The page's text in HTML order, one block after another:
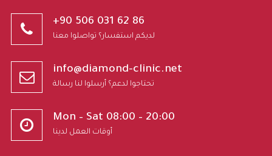
+90 506 031 62 86
لديكم استفسار؟ تواصلوا معنا
info@diamond-clinic.net
تحتاجوا لدعم؟ أرسلوا لنا رسالة
Mon – Sat 08:00 – 20:00
أوقات العمل لدينا